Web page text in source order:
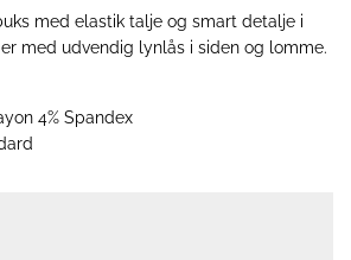
med elastik talje og smart detalje i
med udvendig lynlås i siden og lomme.
4% Spandex